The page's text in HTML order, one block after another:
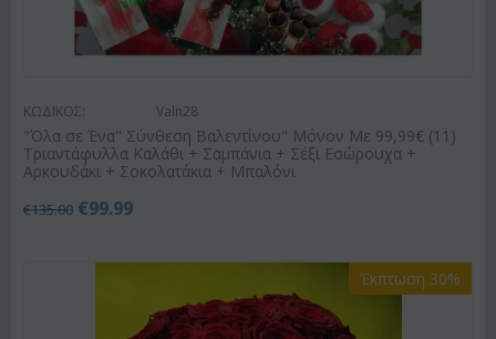
ΚΩΔΙΚΟΣ: Valn28
"Όλα σε Ένα" Σύνθεση Βαλεντίνου" Μόνον Με 99,99€ (11)
Τριαντάφυλλα Καλάθι + Σαμπάνια + Σέξι Εσώρουχα +
Αρκουδάκι + Σοκολατάκια + Μπαλόνι
€135.00 €99.99
Έκπτωση 30%